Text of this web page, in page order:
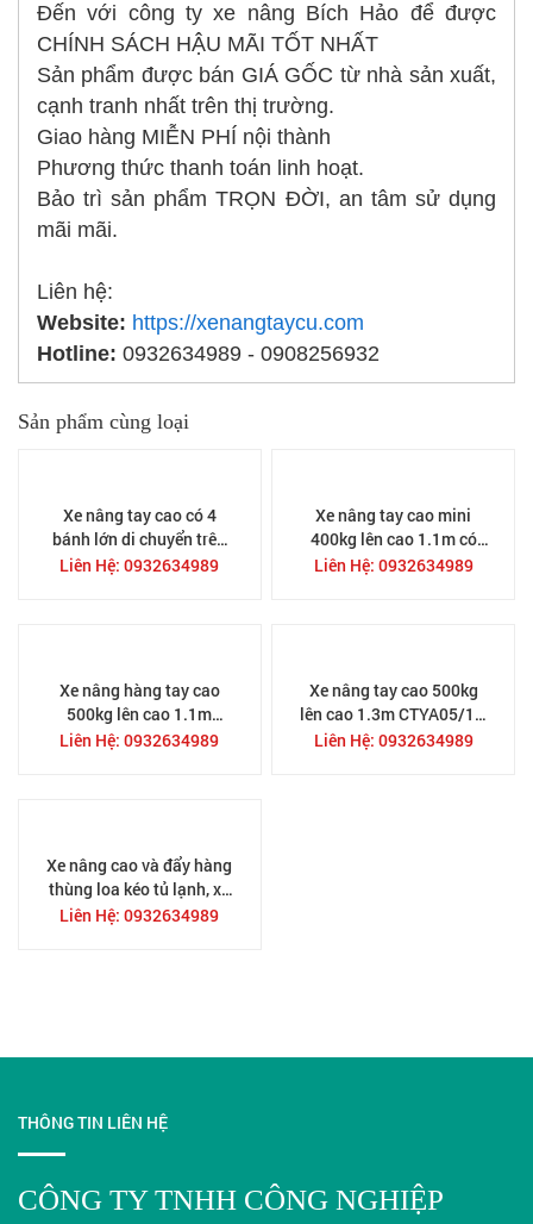
Đến với công ty xe nâng Bích Hảo để được
CHÍNH SÁCH HẬU MÃI TỐT NHẤT
Sản phẩm được bán GIÁ GỐC từ nhà sản xuất,
cạnh tranh nhất trên thị trường.
Giao hàng MIỄN PHÍ nội thành
Phương thức thanh toán linh hoạt.
Bảo trì sản phẩm TRỌN ĐỜI, an tâm sử dụng
mãi mãi.
Liên hệ:
Website: https://xenangtaycu.com
Hotline: 0932634989 - 0908256932
Sản phẩm cùng loại
Xe nâng tay cao có 4
bánh lớn di chuyển trên
nền đất gồ ghề và leo dốc
Liên Hệ: 0932634989
Xe nâng tay cao mini
400kg lên cao 1.1m có
khung nâng ống inox và
Liên Hệ: 0932634989
Xe nâng hàng tay cao
500kg lên cao 1.1m
CTYA05/11, hàng có sẵn
Liên Hệ: 0932634989
Xe nâng tay cao 500kg
lên cao 1.3m CTYA05/13,
hàng có sẵn tại TPHCM
Liên Hệ: 0932634989
Xe nâng cao và đẩy hàng
thùng loa kéo tủ lạnh, xe
nhẹ có thể theo xe tải
Liên Hệ: 0932634989
THÔNG TIN LIÊN HỆ
CÔNG TY TNHH CÔNG NGHIỆP